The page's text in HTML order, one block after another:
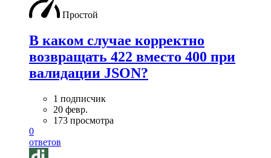
Простой
В каком случае корректно
возвращать 422 вместо 400 при
валидации JSON?
1 подписчик
20 февр.
173 просмотра
0
ответов